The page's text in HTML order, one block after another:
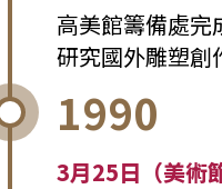
高美館籌備處
研究國外雕塑創
1990
3月25日（美術